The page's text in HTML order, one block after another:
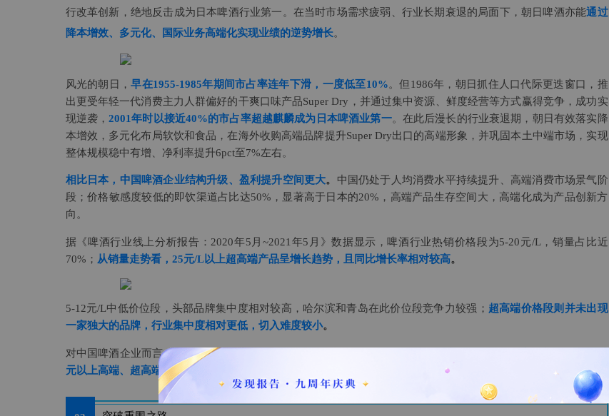
行改革创新，绝地反击成为日本啤酒行业第一。 在当时市场需求疲弱、行业长期衰退的局面下，朝日啤酒亦能通过
降本增效、多元化、国际业务高端化实现业绩的逆势增长。
风光的朝日，早在1955-1985年期间市占率连年下滑，一度低至10%。但1986年，朝日抓住人口代际更迭窗口，推
出更受年轻一代消费主力人群偏好的干爽口味产品Super Dry，并通过集中资源、鲜度经营等方式赢得竞争，成功实
现逆袭，2001年时以接近40%的市占率超越麒麟成为日本啤酒业第一。在此后漫长的行业衰退期，朝日有效落实降
本增效，多元化布局软饮和食品，在海外收购高端品牌提升Super Dry出口的高端形象，并巩固本土中端市场，实现
整体规模稳中有增、净利率提升6pct至7%左右。
相比日本，中国啤酒企业结构升级、盈利提升空间更大。 中国仍处于人均消费水平持续提升、高端消费市场景气阶
段；价格敏感度较低的即饮渠道占比达50%，显著高于日本的20%，高端产品生存空间大，高端化成为产品创新方
向。
据《啤酒行业线上分析报告：2020年5月~2021年5月》数据显示，啤酒行业热销价格段为5-20元/L，销量占比近
70%； 从销量走势看，25元/L以上超高端产品呈增长趋势，且同比增长率相对较高。
5-12元/L中低价位段，头部品牌集中度相对较高，哈尔滨和青岛在此价位段竞争力较强； 超高端价格段则并未出现
一家独大的品牌，行业集中度相对更低，切入难度较小。
对中国啤酒企业而言，终端价5-20元的中端价格带逐步成为最主流的价格带，而
元以上高端、超高端市场，中端化或由5-9元的中低端向12-20元的中高端升级尤为关键